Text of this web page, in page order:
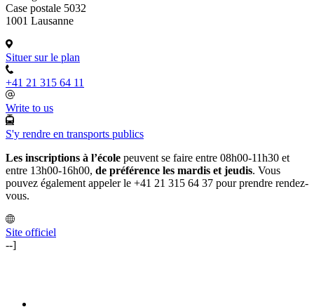
Case postale 5032
1001 Lausanne
Situer sur le plan
+41 21 315 64 11
Write to us
S'y rendre en transports publics
Les inscriptions à l’école peuvent se faire entre 08h00-11h30 et
entre 13h00-16h00, de préférence les mardis et jeudis. Vous
pouvez également appeler le +41 21 315 64 37 pour prendre rendez-
vous.
Site officiel
--]